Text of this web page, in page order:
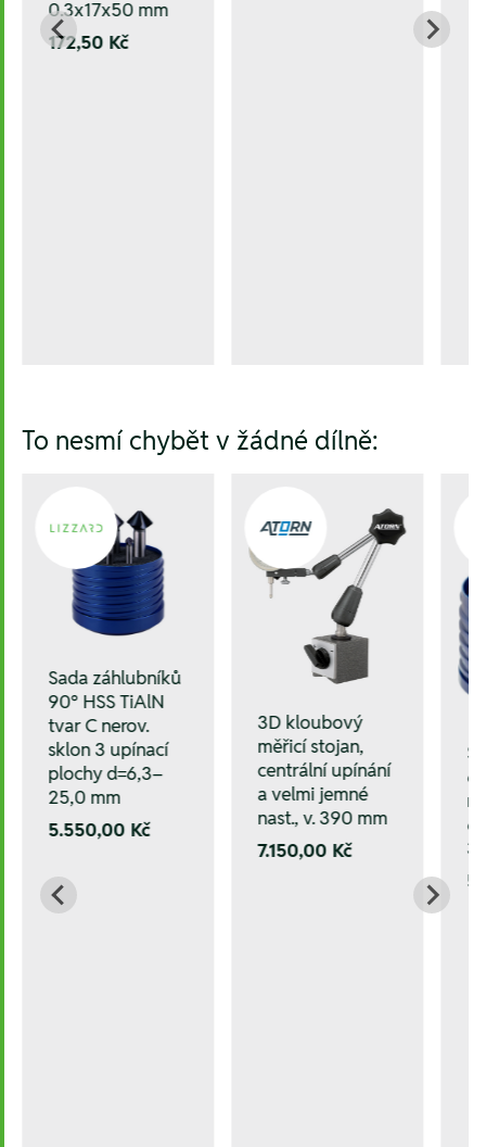
0.3x17x50 mm
172,50 Kč
To nesmí chybět v žádné dílně:
Sada záhlubníků
90° HSS TiAlN
tvar C nerov.
sklon 3 upínací
plochy d=6,3–
25,0 mm
5.550,00 Kč
3D kloubový
měřicí stojan,
centrální upínání
a velmi jemné
nast., v. 390 mm
7.150,00 Kč